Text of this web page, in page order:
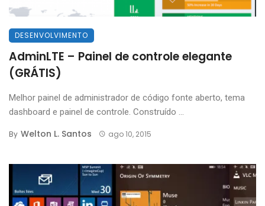
DESENVOLVIMENTO
AdminLTE – Painel de controle elegante
(GRÁTIS)
Melhor painel de administrador de código fonte aberto, tema
dashboard e painel de controle. Construído ...
By Welton L. Santos ago 10, 2015